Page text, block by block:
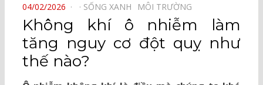
POSTED
ON
04/02/2026 SỐNG XANH⠀ MÔI TRƯỜNG⠀
Không khí ô nhiễm làm
tăng nguy cơ đột quỵ như
thế nào?